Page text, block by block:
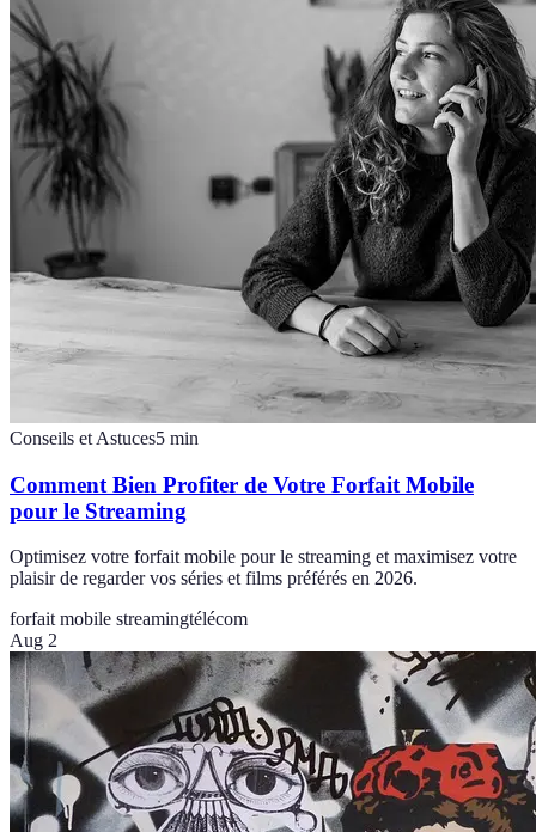
Conseils et Astuces5 min
Comment Bien Profiter de Votre Forfait Mobile
pour le Streaming
Optimisez votre forfait mobile pour le streaming et maximisez votre
plaisir de regarder vos séries et films préférés en 2026.
forfait mobile streamingtélécom
Aug 2